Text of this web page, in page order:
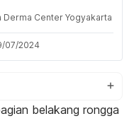
Derma Center Yogyakarta
07/2024
belakang rongga